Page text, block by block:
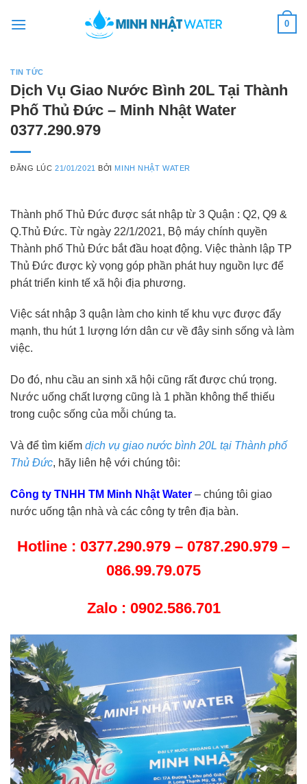
0
TIN TỨC
Dịch Vụ Giao Nước Bình 20L Tại Thành
Phố Thủ Đức – Minh Nhật Water
0377.290.979
ĐĂNG LÚC21/01/2021 BỞI MINH NHẬT WATER
Thành phố Thủ Đức được sát nhập từ 3 Quận : Q2, Q9 &
Q.Thủ Đức. Từ ngày 22/1/2021, Bộ máy chính quyền
Thành phố Thủ Đức bắt đầu hoạt động. Việc thành lập TP
Thủ Đức được kỳ vọng góp phần phát huy nguồn lực để
phát triển kinh tế xã hội địa phương.
Việc sát nhập 3 quận làm cho kinh tế khu vực được đẩy
mạnh, thu hút 1 lượng lớn dân cư về đây sinh sống và làm
việc.
Do đó, nhu cầu an sinh xã hội cũng rất được chú trọng.
Nước uống chất lượng cũng là 1 phần không thể thiếu
trong cuộc sống của mỗi chúng ta.
Và để tìm kiếm dịch vụ giao nước bình 20L tại Thành phố
Thủ Đức, hãy liên hệ với chúng tôi:
Công ty TNHH TM Minh Nhật Water – chúng tôi giao
nước uống tận nhà và các công ty trên địa bàn.
Hotline : 0377.290.979 – 0787.290.979 –
086.99.79.075
Zalo : 0902.586.701